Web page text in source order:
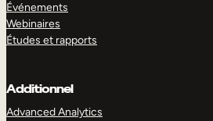
Événements
Webinaires
Études et rapports
Additionnel
Advanced Analytics